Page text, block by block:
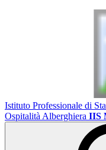
Istituto Professionale di
Ospitalità Alberghiera IIS